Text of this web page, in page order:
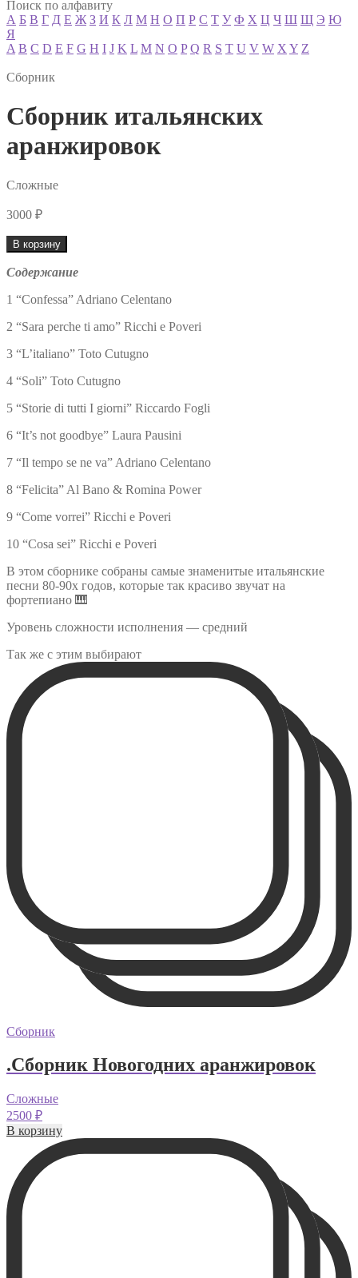
Поиск по алфавиту
А Б В Г Д Е Ж З И К Л М Н О П Р С Т У Ф Х Ц Ч Ш Щ Э Ю
Я
A B C D E F G H I J K L M N O P Q R S T U V W X Y Z
Сборник
Сборник итальянских
аранжировок
Сложные
3000 ₽
Количество
товара
Сборник
аранжировок
В корзину
Содержание
1 “Confessa” Adriano Celentano
2 “Sara perche ti amo” Ricchi e Poveri
3 “L’italiano” Toto Cutugno
4 “Soli” Toto Cutugno
5 “Storie di tutti I giorni” Riccardo Fogli
6 “It’s not goodbye” Laura Pausini
7 “Il tempo se ne va” Adriano Celentano
8 “Felicita” Al Bano & Romina Power
9 “Come vorrei” Ricchi e Poveri
10 “Cosa sei” Ricchi e Poveri
В этом сборнике собраны самые знаменитые итальянские
песни 80-90х годов, которые так красиво звучат на
фортепиано 🎹
Уровень сложности исполнения — средний
Так же с этим выбирают
Сборник
.Сборник Новогодних аранжировок
Сложные
2500 ₽
В корзину